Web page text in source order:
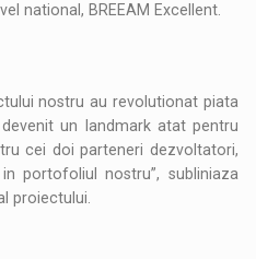
national, BREEAM Excellent.
nostru au revolutionat piata
un landmark atat pentru
cei doi parteneri dezvoltatori,
portofoliul nostru”, subliniaza
proiectului.